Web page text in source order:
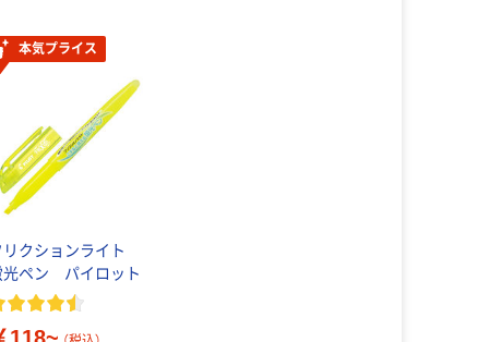
本気プライス
リクションライト
光ペン パイロット